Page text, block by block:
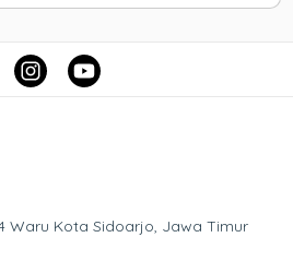
Waru Kota Sidoarjo, Jawa Timur